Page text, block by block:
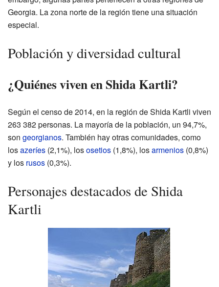
Georgia. La zona norte de la región tiene una situación
especial.
Población y diversidad cultural
¿Quiénes viven en Shida Kartli?
Según el censo de 2014, en la región de Shida Kartli viven
263 382 personas. La mayoría de la población, un 94,7%,
son georgianos. También hay otras comunidades, como
losazeríes (2,1%), lososetios (1,8%), losarmenios (0,8%)
y los rusos (0,3%).
Personajes destacados de Shida
Kartli